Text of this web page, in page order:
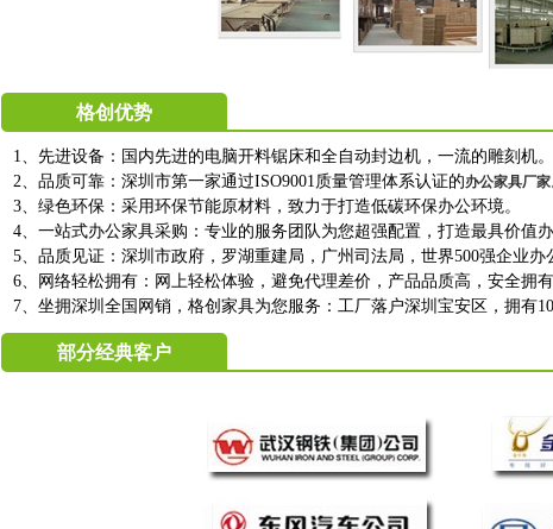
格创优势
1、先进设备：国内先进的电脑开料锯床和全自动封边机，一流的雕刻机。
2、品质可靠：深圳市第一家通过ISO9001质量管理体系认证的办公家具厂家
3、绿色环保：采用环保节能原材料，致力于打造低碳环保办公环境。
4、一站式办公家具采购：专业的服务团队为您超强配置，打造最具价值
5、品质见证：深圳市政府，罗湖重建局，广州司法局，世界500强企业办
6、网络轻松拥有：网上轻松体验，避免代理差价，产品品质高，安全拥有
7、坐拥深圳全国网销，格创家具为您服务：工厂落户深圳宝安区，拥有
部分经典客户